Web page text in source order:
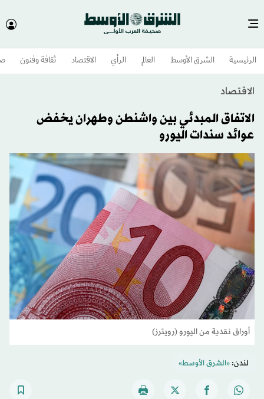
الرئيسية الشرق الأوسط​ العالم الرأي الاقتصاد ثقافة وفنون
الاقتصاد
الاتفاق المبدئي بين واشنطن وطهران يخفض
عوائد سندات اليورو
أوراق نقدية من اليورو (رويترز)
لندن:«الشرق الأوسط»